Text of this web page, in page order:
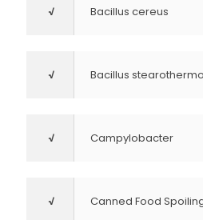
√ Bacillus cereus
√ Bacillus
√ Campylobacter
√ Canned Food